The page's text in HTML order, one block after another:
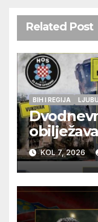
Related Post
BIH I REGIJA
pogibije
KOL 7, 2026